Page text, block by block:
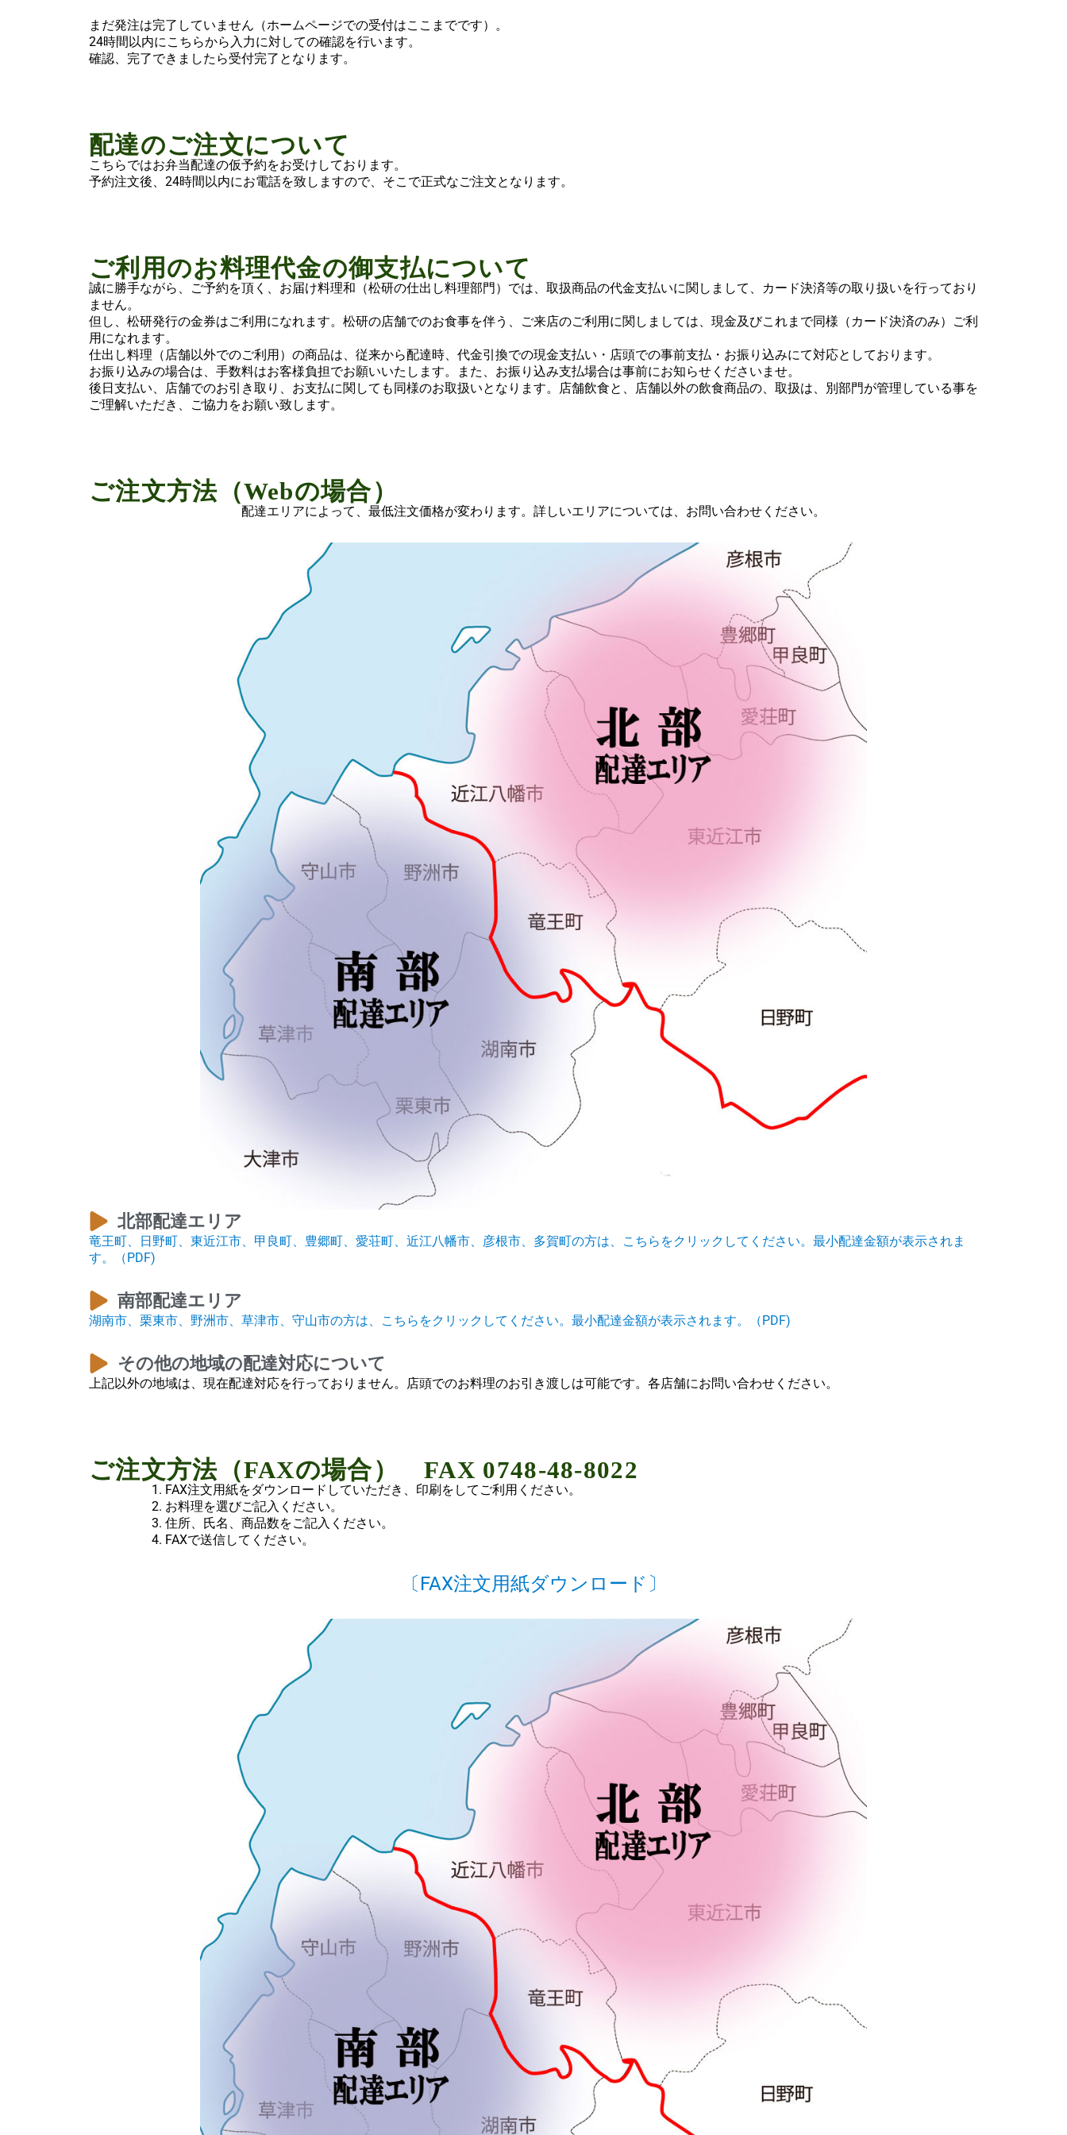
まだ発注は完了していません（ホームページでの受付はここまでです）。
24時間以内にこちらから入力に対しての確認を行います。
確認、完了できましたら受付完了となります。
配達のご注文について
こちらではお弁当配達の仮予約をお受けしております。
予約注文後、24時間以内にお電話を致しますので、そこで正式なご注文となります。
ご利用のお料理代金の御支払について
誠に勝手ながら、ご予約を頂く、お届け料理和（松研の仕出し料理部門）では、取扱商品の代金支払いに関しまして、カード決済等の取り扱いを行っており
ません。
但し、松研発行の金券はご利用になれます。松研の店舗でのお食事を伴う、ご来店のご利用に関しましては、現金及びこれまで同様（カード決済のみ）ご利
用になれます。
仕出し料理（店舗以外でのご利用）の商品は、従来から配達時、代金引換での現金支払い・店頭での事前支払・お振り込みにて対応としております。
お振り込みの場合は、手数料はお客様負担でお願いいたします。また、お振り込み支払場合は事前にお知らせくださいませ。
後日支払い、店舗でのお引き取り、お支払に関しても同様のお取扱いとなります。店舗飲食と、店舗以外の飲食商品の、取扱は、別部門が管理している事を
ご理解いただき、ご協力をお願い致します。
ご注文方法（Webの場合）
配達エリアによって、最低注文価格が変わります。詳しいエリアについては、お問い合わせください。
北部配達エリア
竜王町、日野町、東近江市、甲良町、豊郷町、愛荘町、近江八幡市、彦根市、多賀町の方は、こちらをクリックしてください。最小配達金額が表示されま
す。（PDF)
南部配達エリア
湖南市、栗東市、野洲市、草津市、守山市の方は、こちらをクリックしてください。最小配達金額が表示されます。（PDF)
その他の地域の配達対応について
上記以外の地域は、現在配達対応を行っておりません。店頭でのお料理のお引き渡しは可能です。各店舗にお問い合わせください。
ご注文方法（FAXの場合） FAX 0748-48-8022
FAX注文用紙をダウンロードしていただき、印刷をしてご利用ください。
お料理を選びご記入ください。
住所、氏名、商品数をご記入ください。
FAXで送信してください。
〔FAX注文用紙ダウンロード〕